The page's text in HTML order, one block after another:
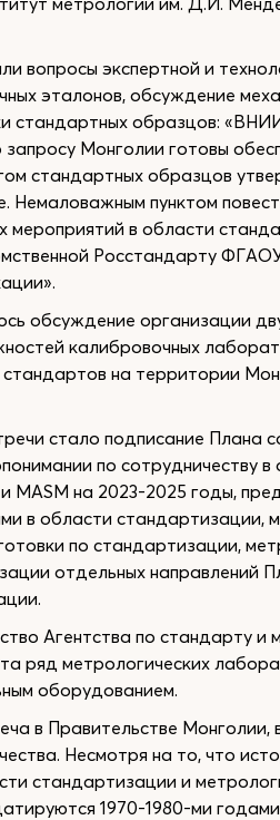
вопросы экспертной и
эталонов, обсуждение
стандартных образцов:
Монголии готовы
стандартных образцов
Немаловажным пунктом
в области
Росстандарту
обсуждение организации
калибровочных
стандартов на территории
стало подписание Плана
по сотрудничеству
MASM на 2023-2025 годы,
в области стандартизации,
по стандартизации,
отдельных направлений
Агентства по стандарту
ряд метрологических
оборудованием.
в Правительстве
Несмотря на то, что
стандартизации и
1970-1980-ми